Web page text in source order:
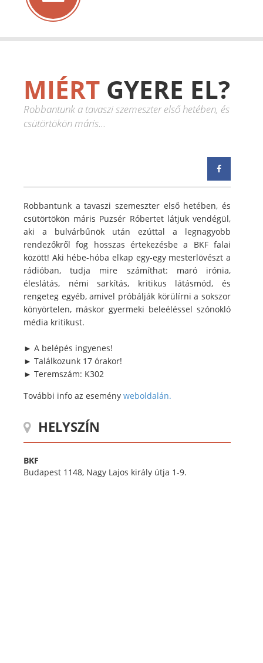
MIÉRT GYERE EL?
Robbantunk a tavaszi szemeszter első hetében, és
csütörtökön máris...
Robbantunk a tavaszi szemeszter első hetében, és
csütörtökön máris Puzsér Róbertet látjuk vendégül,
aki a bulvárbűnök után ezúttal a legnagyobb
rendezőkről fog hosszas értekezésbe a BKF falai
között! Aki hébe-hóba elkap egy-egy mesterlövészt a
rádióban, tudja mire számíthat: maró irónia,
éleslátás, némi sarkítás, kritikus látásmód, és
rengeteg egyéb, amivel próbálják körülírni a sokszor
könyörtelen, máskor gyermeki beleéléssel szónokló
média kritikust.
► A belépés ingyenes!
► Találkozunk 17 órakor!
► Teremszám: K302
További info az esemény weboldalán.
HELYSZÍN
BKF
Budapest 1148, Nagy Lajos király útja 1-9.